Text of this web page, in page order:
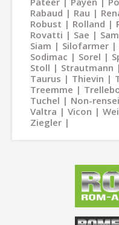
Rabaud
Rau
Robust
Rolland
Rovatti
Sae
Siam
Silofarmer
Sodimac
Sorel
Stoll
Strautmann
Taurus
Thievin
Treemme
Tuchel
Non-
Valtra
Vicon
Ziegler